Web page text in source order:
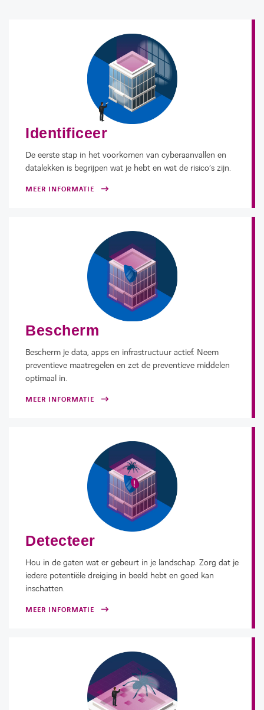
Identificeer
De eerste stap in het voorkomen van cyberaanvallen en
datalekken is begrijpen wat je hebt en wat de risico’s zijn.
MEER INFORMATIE
Bescherm
Bescherm je data, apps en infrastructuur actief. Neem
preventieve maatregelen en zet de preventieve middelen
optimaal in.
MEER INFORMATIE
Detecteer
Hou in de gaten wat er gebeurt in je landschap. Zorg dat je
iedere potentiële dreiging in beeld hebt en goed kan
inschatten.
MEER INFORMATIE